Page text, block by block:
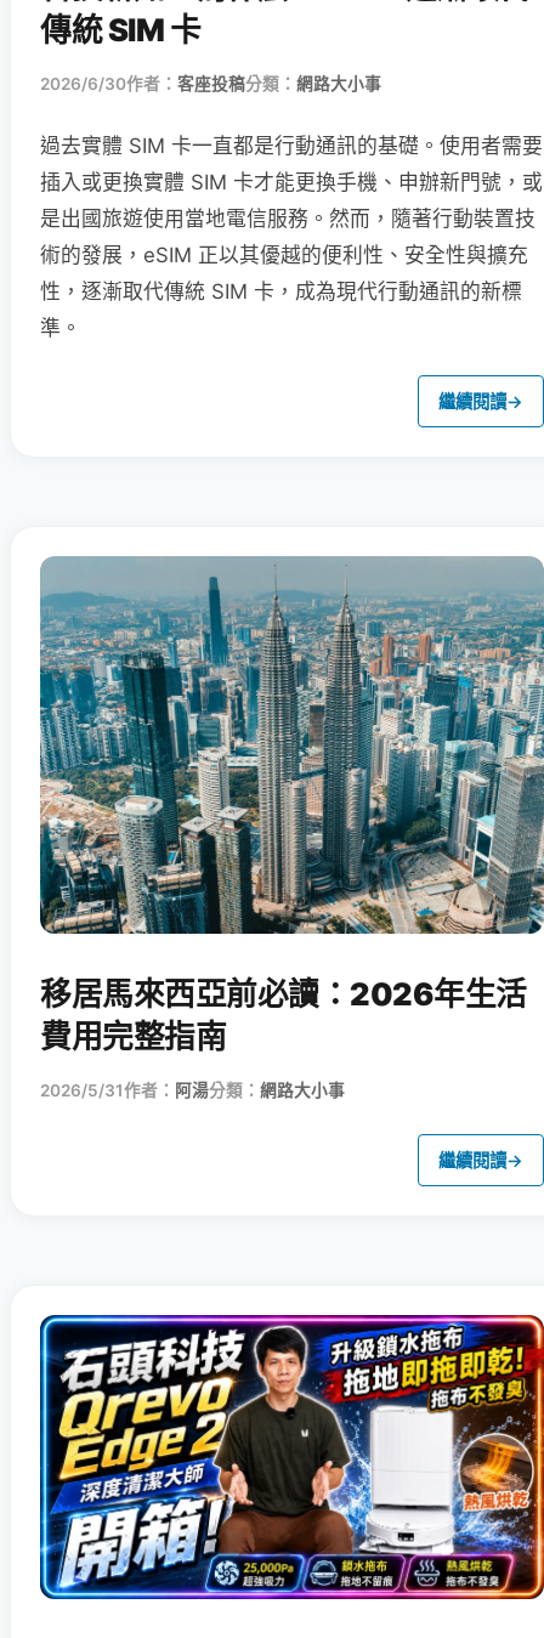
傳統 SIM 卡
2026/6/30作者： 客座投稿分類： 網路大小事
過去實體 SIM 卡一直都是行動通訊的基礎。使用者需要
插入或更換實體 SIM 卡才能更換手機、申辦新門號，或
是出國旅遊使用當地電信服務。然而，隨著行動裝置技
術的發展，eSIM 正以其優越的便利性、安全性與擴充
性，逐漸取代傳統 SIM 卡，成為現代行動通訊的新標
準。
繼續閱讀→
移居馬來西亞前必讀：2026年生活
費用完整指南
2026/5/31作者： 阿湯分類： 網路大小事
繼續閱讀→